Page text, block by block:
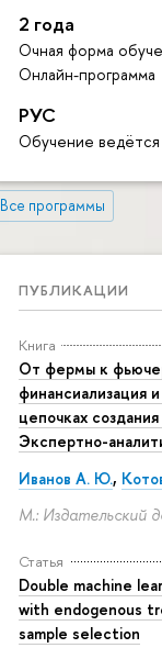
2 года
Очная форма
Онлайн-программа
РУС
Обучение
Все программы
ПУБЛИКАЦИИ
Книга
От фермы к
финансиализация
цепочках
Экспертно-
Иванов А. Ю.,
М.: Издательский
Статья
Double machine
with endogenous
sample selection